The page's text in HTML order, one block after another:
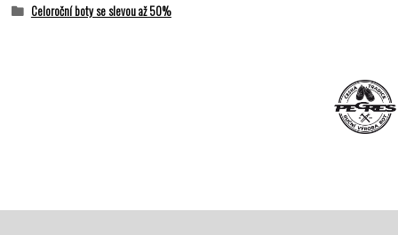
Celoroční boty se slevou až 50%